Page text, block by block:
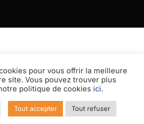
pour vous offrir la meilleure
site. Vous pouvez trouver plus
politique de cookies ici.
Tout accepter Tout refuser